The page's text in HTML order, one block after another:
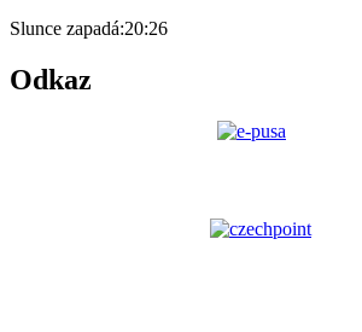
Slunce zapadá:20:26
Odkaz